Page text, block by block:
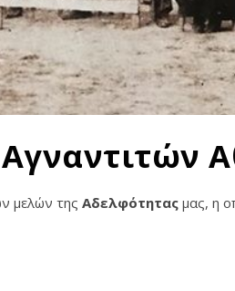
μελών της Αδελφότητας μας, η